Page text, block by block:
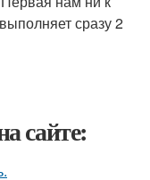
сразу 2
сайте: